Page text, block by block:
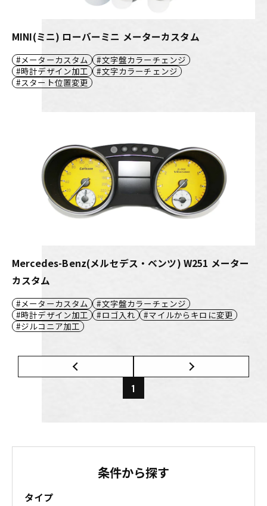
MINI(ミニ) ローバーミニ メーターカスタム
メーターカスタム
文字盤カラーチェンジ
時計デザイン加工
文字カラーチェンジ
スタート位置変更
Mercedes-Benz(メルセデス・ベンツ) W251 メーター
カスタム
メーターカスタム
文字盤カラーチェンジ
時計デザイン加工
ロゴ入れ
マイルからキロに変更
ジルコニア加工
1
条件から探す
タイプ